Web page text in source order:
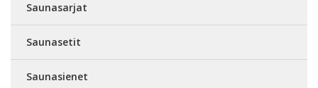
Saunasarjat
Saunasetit
Saunasienet